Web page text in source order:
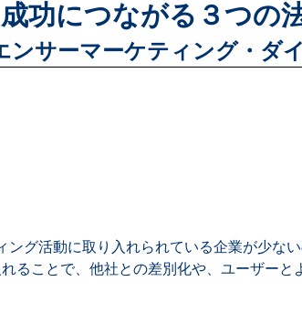
成功につながる３つの
サーマーケティング・ダ
グ活動に取り入れられている企業が少ない
ることで、他社との差別化や、ユーザー